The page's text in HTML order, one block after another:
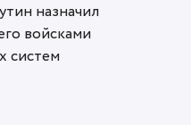
назначил
войсками
систем